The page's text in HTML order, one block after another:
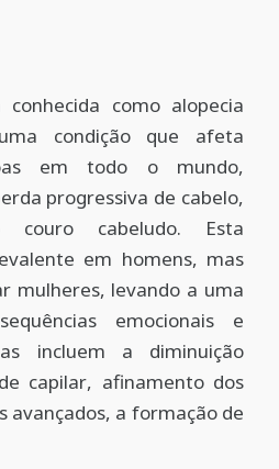
como alopecia
condição que afeta
em todo o mundo,
progressiva de cabelo,
couro cabeludo. Esta
em homens, mas
mulheres, levando a uma
emocionais e
incluem a diminuição
capilar, afinamento dos
avançados, a formação de